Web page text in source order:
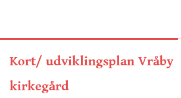
Kort/ udviklingsplan Vråby
kirkegård